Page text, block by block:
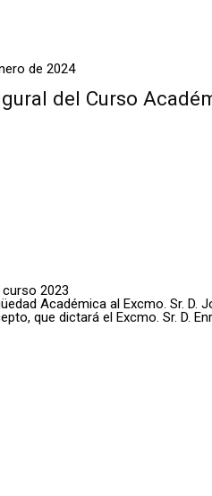
de 2024
del Curso
2023
Académica al Excmo. Sr. D.
que dictará el Excmo. Sr. D.